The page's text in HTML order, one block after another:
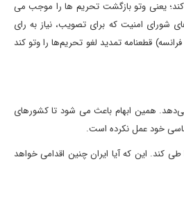
کند؛ یعنی وتو بازگشت تحریم ها را موجب می
شورای امنیت که برای تصویب، نیاز به رای
قطعنامه تمدید لغو تحریم‌ها را وتو کند
را تشکیل می‌دهد. همین ابهام باعث می شود تا کشورهای
اساسی خود عمل نکرده است.
کند. این که آیا ایران چنین اقدامی خواهد